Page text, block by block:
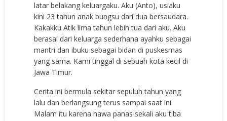
latar belakang keluargaku. Aku (Anto), usiaku
kini 23 tahun anak bungsu dari dua bersaudara.
Kakakku Atik lima tahun lebih tua dari aku. Aku
berasal dari keluarga sederhana ayahku sebagai
mantri dan ibuku sebagai bidan di puskesmas
yang sama. Kami tinggal di sebuah kota kecil di
Jawa Timur.
Cerita ini bermula sekitar sepuluh tahun yang
lalu dan berlangsung terus sampai saat ini.
Malam itu karena hawa panas sekali aku tiba